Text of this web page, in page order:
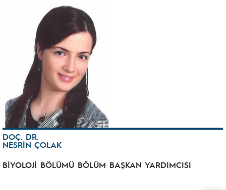
DOÇ. DR.
NESRİN ÇOLAK
BİYOLOJİ BÖLÜMÜ BÖLÜM BAŞKAN YARDIMCISI